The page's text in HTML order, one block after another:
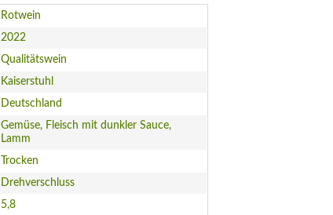
Rotwein
2022
Qualitätswein
Kaiserstuhl
Deutschland
Gemüse, Fleisch mit dunkler Sauce,
Lamm
Trocken
Drehverschluss
5,8